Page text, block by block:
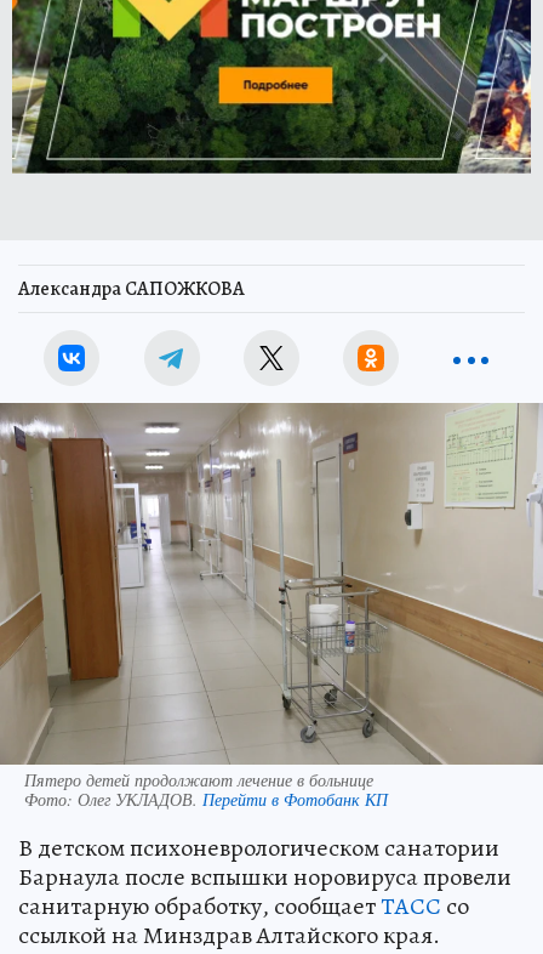
Александра САПОЖКОВА
Пятеро детей продолжают лечение в больнице
Фото: Олег УКЛАДОВ. Перейти в Фотобанк КП
В детском психоневрологическом санатории
Барнаула после вспышки норовируса провели
санитарную обработку, сообщаетТАСС со
ссылкой на Минздрав Алтайского края.